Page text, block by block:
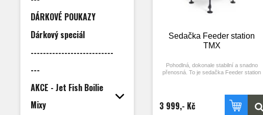
DÁRKOVÉ POUKAZY
Dárkový speciál
---------------------------
---
AKCE - Jet Fish Boilie
Mixy
Sedačka Feeder station
TMX
Pohodlná, dokonale stabilní a snadno
přenosná. To je sedačka Feeder station
matrací zajišťují pohodlné sezení. Čtyři
nastavitelné nohy se přizpůsobí všem
nerovnostem terénu a spolu s vestavěnou
3 999,- Kč